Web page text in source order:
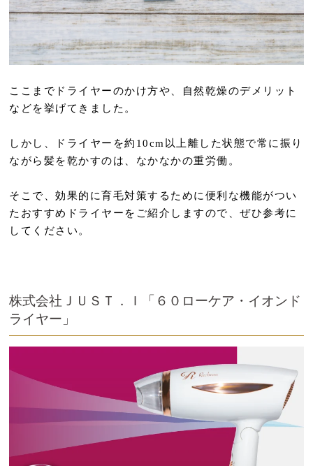
ここまでドライヤーのかけ方や、自然乾燥のデメリット
などを挙げてきました。
しかし、ドライヤーを約10cm以上離した状態で常に振り
ながら髪を乾かすのは、なかなかの重労働。
そこで、効果的に育毛対策するために便利な機能がつい
たおすすめドライヤーをご紹介しますので、ぜひ参考に
してください。
株式会社ＪＵＳＴ．Ｉ「６０ローケア・イオンド
ライヤー」